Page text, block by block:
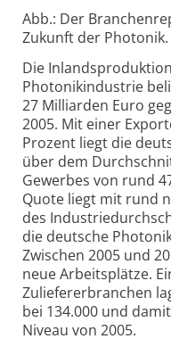
Abb.: Der
Zukunft der Photonik.
Die
Photonikindustrie
27 Milliarden Euro
2005. Mit einer
Prozent liegt die
über dem
Gewerbes von rund
Quote liegt mit rund
des
die deutsche
Zwischen 2005 und
neue Arbeitsplätze.
Zuliefererbranchen
bei 134.000 und
Niveau von 2005.